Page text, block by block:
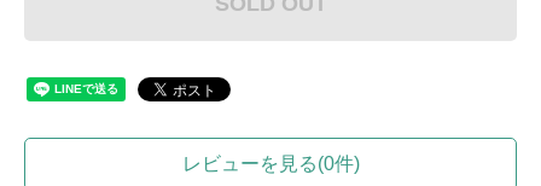
レビューを見る(0件)